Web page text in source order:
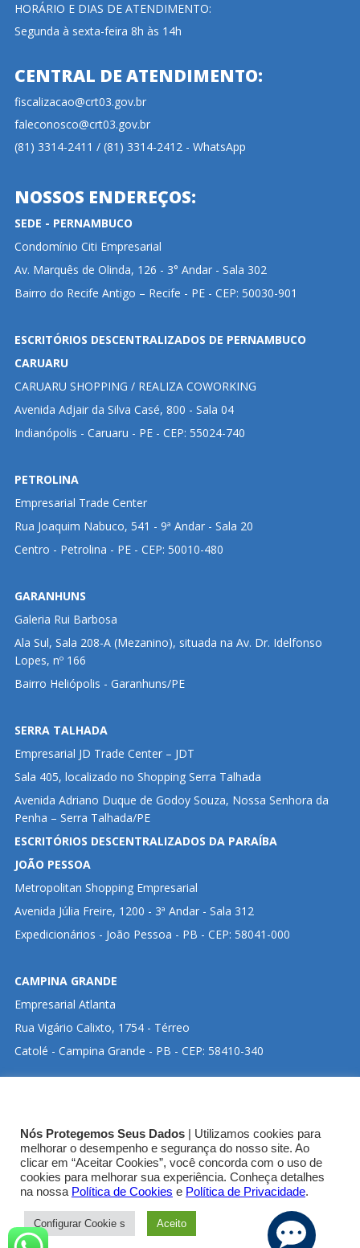
HORÁRIO E DIAS DE ATENDIMENTO:
Segunda à sexta-feira 8h às 14h
CENTRAL DE ATENDIMENTO:
fiscalizacao@crt03.gov.br
faleconosco@crt03.gov.br
(81) 3314-2411 / (81) 3314-2412 - WhatsApp
NOSSOS ENDEREÇOS:
SEDE - PERNAMBUCO
Condomínio Citi Empresarial
Av. Marquês de Olinda, 126 - 3° Andar - Sala 302
Bairro do Recife Antigo – Recife - PE - CEP: 50030-901
ESCRITÓRIOS DESCENTRALIZADOS DE PERNAMBUCO
CARUARU
CARUARU SHOPPING / REALIZA COWORKING
Avenida Adjair da Silva Casé, 800 - Sala 04
Indianópolis - Caruaru - PE - CEP: 55024-740
PETROLINA
Empresarial Trade Center
Rua Joaquim Nabuco, 541 - 9ª Andar - Sala 20
Centro - Petrolina - PE - CEP: 50010-480
GARANHUNS
Galeria Rui Barbosa
Ala Sul, Sala 208-A (Mezanino), situada na Av. Dr. Idelfonso
Lopes, nº 166
Bairro Heliópolis - Garanhuns/PE
SERRA TALHADA
Empresarial JD Trade Center – JDT
Sala 405, localizado no Shopping Serra Talhada
Avenida Adriano Duque de Godoy Souza, Nossa Senhora da
Penha – Serra Talhada/PE
ESCRITÓRIOS DESCENTRALIZADOS DA PARAÍBA
JOÃO PESSOA
Metropolitan Shopping Empresarial
Avenida Júlia Freire, 1200 - 3ª Andar - Sala 312
Expedicionários - João Pessoa - PB - CEP: 58041-000
CAMPINA GRANDE
Empresarial Atlanta
Rua Vigário Calixto, 1754 - Térreo
Catolé - Campina Grande - PB - CEP: 58410-340
GOOGLE MAPS:
SEDE CRT-03
Nós Protegemos Seus Dados | Utilizamos cookies para
melhorar o desempenho e segurança do nosso site. Ao
clicar em “Aceitar Cookies”, você concorda com o uso de
cookies para melhorar sua experiência. Conheça detalhes
na nossa Política de Cookies e Política de Privacidade.
Configurar Cookie s Aceito